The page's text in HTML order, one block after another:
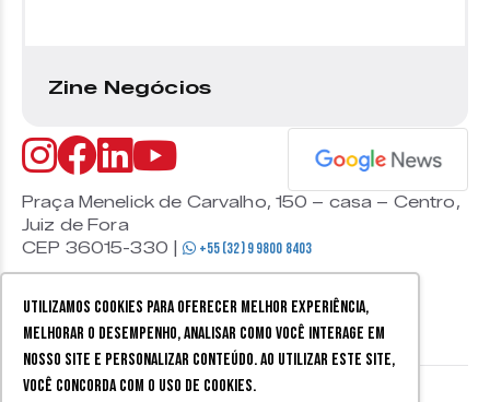
Utilizamos cookies para oferecer melhor experiência,
melhorar o desempenho, analisar como você interage em
nosso site e personalizar conteúdo. Ao utilizar este site,
você concorda com o uso de cookies.
Zine Negócios
Praça Menelick de Carvalho, 150 – casa – Centro,
Juiz de Fora
CEP 36015-330 |
+55 (32) 9 9800 8403